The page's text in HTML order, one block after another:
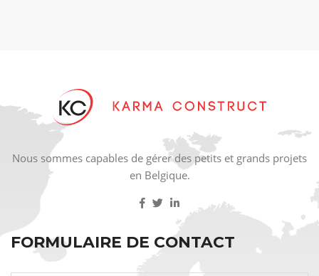
Nous sommes capables de gérer des petits et grands projets
en Belgique.
FORMULAIRE DE CONTACT